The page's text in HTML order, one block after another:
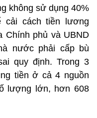
không sử dụng 40%
cải cách tiền lương
Chính phủ và UBND
nước phải cấp bù
quy định. Trong 3
tiền ở cả 4 nguồn
lượng lớn, hơn 608